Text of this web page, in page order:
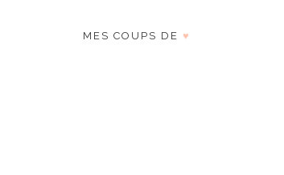
MES COUPS DE ♥